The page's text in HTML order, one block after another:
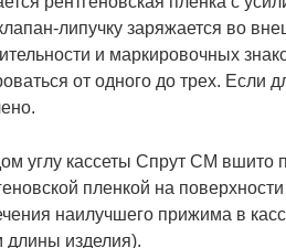
липучку заряжается во
и маркировочных
от одного до трех. Если
углу кассеты Спрут СМ вшито
пленкой на
наилучшего прижима в
длины изделия).